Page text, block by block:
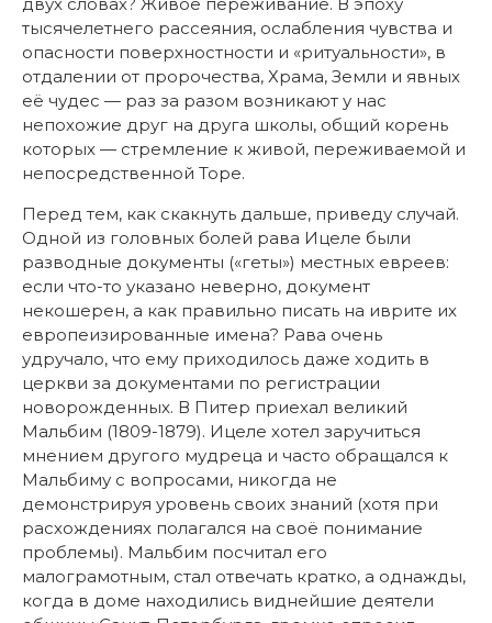
тысячелетнего рассеяния, ослабления чувства и
опасности поверхностности и «ритуальности», в
отдалении от пророчества, Храма, Земли и явных
её чудес — раз за разом возникают у нас
непохожие друг на друга школы, общий корень
которых — стремление к живой, переживаемой и
непосредственной Торе.
Перед тем, как скакнуть дальше, приведу случай.
Одной из головных болей рава Ицеле были
разводные документы («геты») местных евреев:
если что-то указано неверно, документ
некошерен, а как правильно писать на иврите их
европеизированные имена? Рава очень
удручало, что ему приходилось даже ходить в
церкви за документами по регистрации
новорожденных. В Питер приехал великий
Мальбим (1809-1879). Ицеле хотел заручиться
мнением другого мудреца и часто обращался к
Мальбиму с вопросами, никогда не
демонстрируя уровень своих знаний (хотя при
расхождениях полагался на своё понимание
проблемы). Мальбим посчитал его
малограмотным, стал отвечать кратко, а однажды,
когда в доме находились виднейшие деятели